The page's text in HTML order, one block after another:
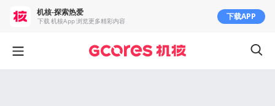
机核-探索热爱
下载 机核App 浏览更多精彩内容 下载APP